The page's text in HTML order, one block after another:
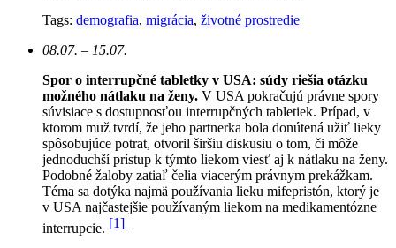
Tags: demografia, migrácia, životné prostredie
08.07. – 15.07.
Spor o interrupčné tabletky v USA: súdy riešia otázku
možného nátlaku na ženy. V USA pokračujú právne spory
súvisiace s dostupnosťou interrupčných tabletiek. Prípad, v
ktorom muž tvrdí, že jeho partnerka bola donútená užiť lieky
spôsobujúce potrat, otvoril širšiu diskusiu o tom, či môže
jednoduchší prístup k týmto liekom viesť aj k nátlaku na ženy.
Podobné žaloby zatiaľ čelia viacerým právnym prekážkam.
Téma sa dotýka najmä používania lieku mifepristón, ktorý je
v USA najčastejšie používaným liekom na medikamentózne
interrupcie. [1]